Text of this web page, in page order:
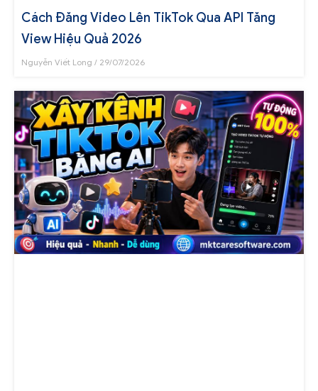
Cách Đăng Video Lên TikTok Qua API Tăng
View Hiệu Quả 2026
Nguyễn Viết Long 29/07/2026